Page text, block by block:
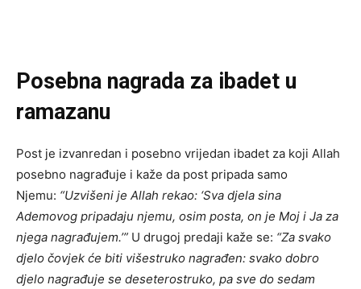
Posebna nagrada za ibadet u
ramazanu
Post je izvanredan i posebno vrijedan ibadet za koji Allah
posebno nagrađuje i kaže da post pripada samo
Njemu: “Uzvišeni je Allah rekao: ‘Sva djela sina
Ademovog pripadaju njemu, osim posta, on je Moj i Ja za
njega nagrađujem.’” U drugoj predaji kaže se: “Za svako
djelo čovjek će biti višestruko nagrađen: svako dobro
djelo nagrađuje se deseterostruko, pa sve do sedam